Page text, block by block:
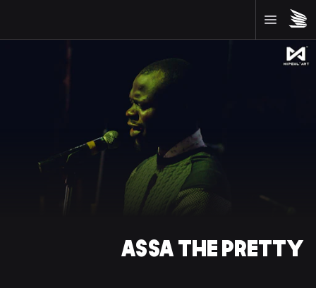
ASSA THE PRETTY